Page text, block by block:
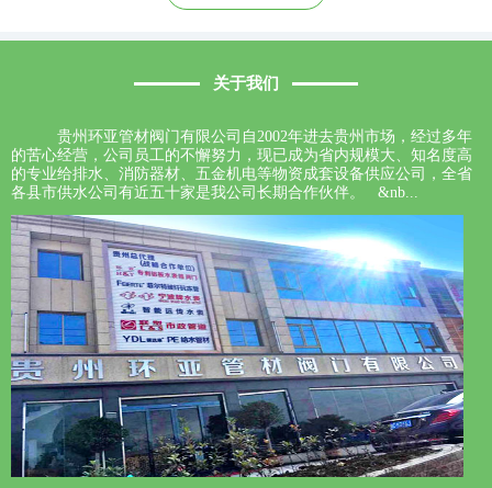
关于我们
贵州环亚管材阀门有限公司自2002年进去贵州市场，经过多年
的苦心经营，公司员工的不懈努力，现已成为省内规模大、知名度高
的专业给排水、消防器材、五金机电等物资成套设备供应公司，全省
各县市供水公司有近五十家是我公司长期合作伙伴。 &nb...